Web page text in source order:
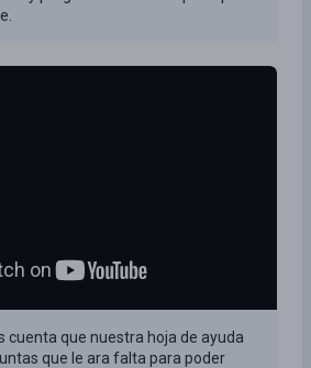
cuenta que nuestra hoja de ayuda
que le ara falta para poder